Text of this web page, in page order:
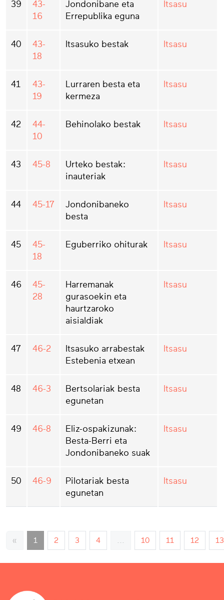
39
43-
16
Jondonibane eta
Errepublika eguna
Itsasu
40
43-
18
Itsasuko bestak Itsasu
41
43-
19
Lurraren besta eta
kermeza
Itsasu
42
44-
10
Behinolako bestak Itsasu
43 45-8
Urteko bestak:
inauteriak
Itsasu
44 45-17
Jondonibaneko
besta
Itsasu
45
45-
18
Eguberriko ohiturak Itsasu
46
45-
28
Harremanak
gurasoekin eta
haurtzaroko
aisialdiak
Itsasu
47 46-2
Itsasuko arrabestak
Estebenia etxean
Itsasu
48 46-3
Bertsolariak besta
egunetan
Itsasu
49 46-8
Eliz-ospakizunak:
Besta-Berri eta
Jondonibaneko suak
Itsasu
50 46-9
Pilotariak besta
egunetan
Itsasu
« 1 2 3 4 10 11 12 13